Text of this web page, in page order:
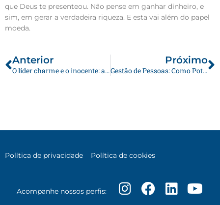
que Deus te presenteou. Não pense em ganhar dinheiro, e
sim, em gerar a verdadeira riqueza. E esta vai além do papel
moeda.
Anterior
Anterior
O líder charme e o inocente: arquétipos das marcas
Próximo
Gestão de Pessoas: Como Potencializar Resultados?
Política de privacidade Política de cookies
Acompanhe nossos perfis:
I
F
a
L
Y